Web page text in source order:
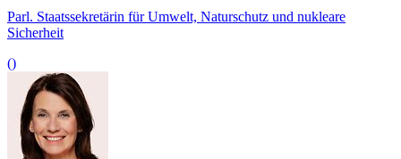
Parl. Staatssekretärin für Umwelt, Naturschutz und nukleare
Sicherheit
()